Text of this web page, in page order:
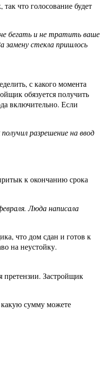
что голосование будет
бегать и не тратить ваше
замену стекла пришлось
с какого момента
обязуется получить
включительно. Если
разрешение на ввод
к окончанию срока
Люда написала
что дом сдан и готов к
на неустойку.
претензии. Застройщик
какую сумму можете